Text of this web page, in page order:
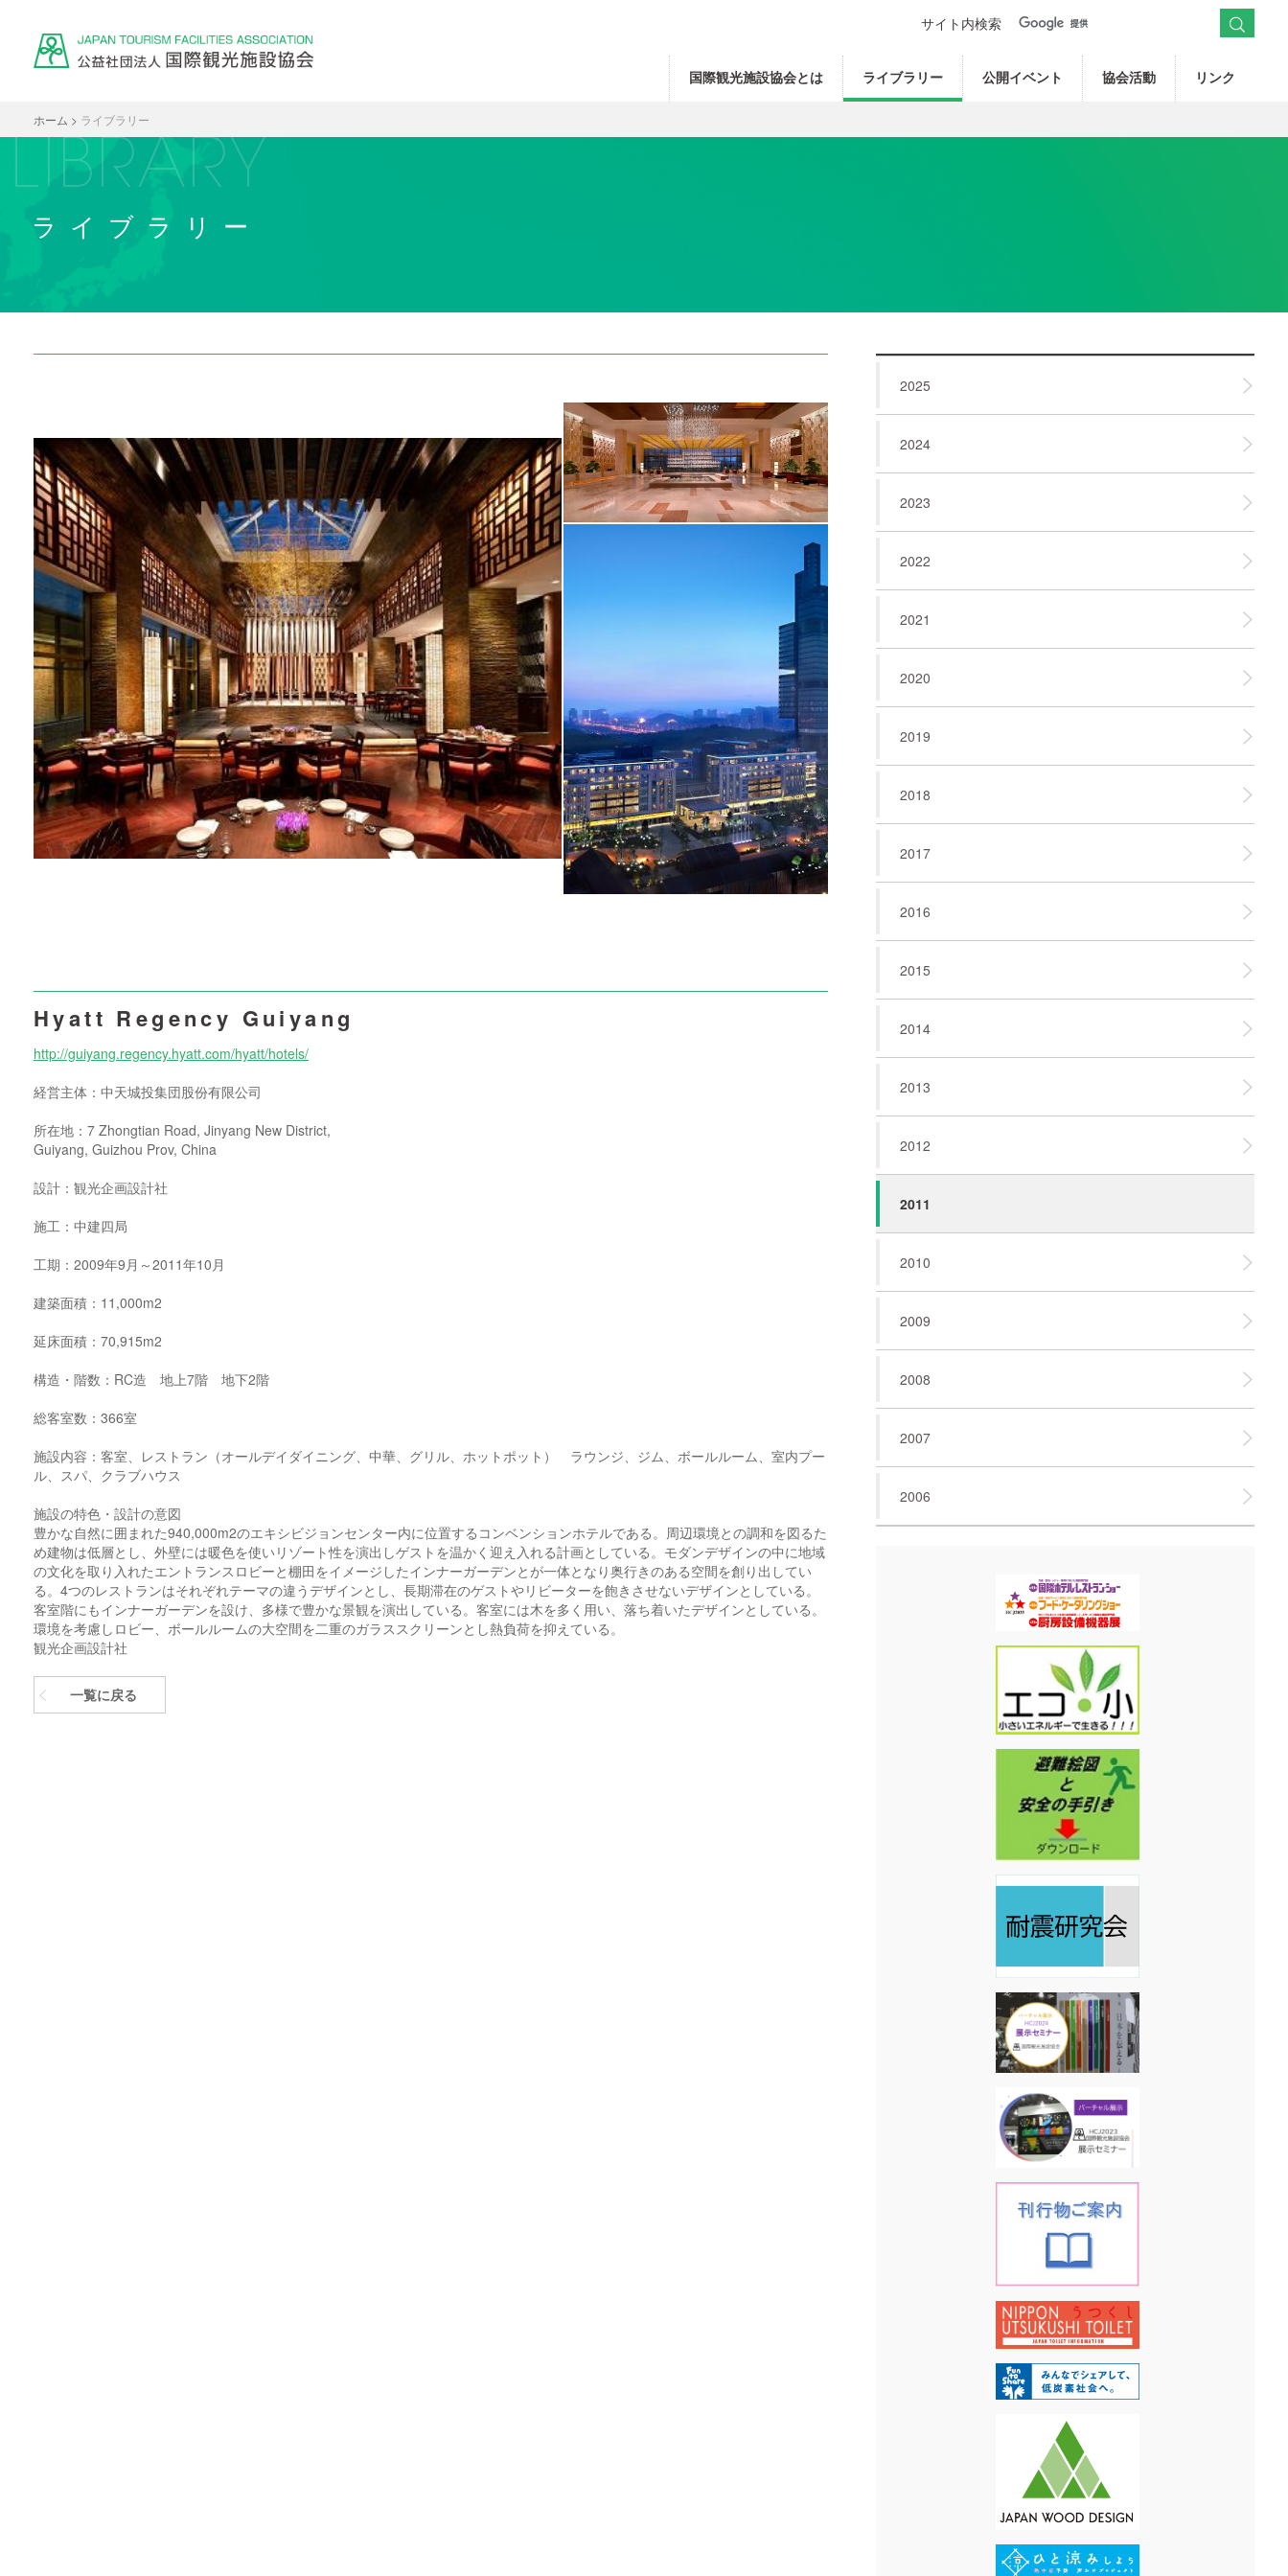
サイト内検索
国際観光施設協会とは ライブラリー 公開イベント 協会活動 リンク
ホーム > ライブラリー
ライブラリー
Hyatt Regency Guiyang
http://guiyang.regency.hyatt.com/hyatt/hotels/
経営主体：中天城投集団股份有限公司
所在地：7 Zhongtian Road, Jinyang New District,
Guiyang, Guizhou Prov, China
設計：観光企画設計社
施工：中建四局
工期：2009年9月～2011年10月
建築面積：11,000m2
延床面積：70,915m2
構造・階数：RC造 地上7階 地下2階
総客室数：366室
施設内容：客室、レストラン（オールデイダイニング、中華、グリル、ホットポット） ラウンジ、ジム、ボールルーム、室内プー
ル、スパ、クラブハウス
施設の特色・設計の意図
豊かな自然に囲まれた940,000m2のエキシビジョンセンター内に位置するコンベンションホテルである。周辺環境との調和を図るた
め建物は低層とし、外壁には暖色を使いリゾート性を演出しゲストを温かく迎え入れる計画としている。モダンデザインの中に地域
の文化を取り入れたエントランスロビーと棚田をイメージしたインナーガーデンとが一体となり奥行きのある空間を創り出してい
る。4つのレストランはそれぞれテーマの違うデザインとし、長期滞在のゲストやリビーターを飽きさせないデザインとしている。
客室階にもインナーガーデンを設け、多様で豊かな景観を演出している。客室には木を多く用い、落ち着いたデザインとしている。
環境を考慮しロビー、ボールルームの大空間を二重のガラススクリーンとし熱負荷を抑えている。
観光企画設計社
一覧に戻る
2025
2024
2023
2022
2021
2020
2019
2018
2017
2016
2015
2014
2013
2012
2011
2010
2009
2008
2007
2006